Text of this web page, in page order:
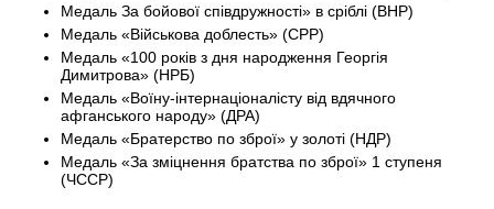
Медаль За бойової співдружності» в сріблі (ВНР)
Медаль «Військова доблесть» (СРР)
Медаль «100 років з дня народження Георгія
Димитрова» (НРБ)
Медаль «Воїну-інтернаціоналісту від вдячного
афганського народу» (ДРА)
Медаль «Братерство по зброї» у золоті (НДР)
Медаль «За зміцнення братства по зброї» 1 ступеня
(ЧССР)